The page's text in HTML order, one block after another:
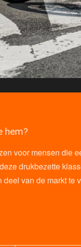
hem?
voor mensen die
drukbezette
van de markt te